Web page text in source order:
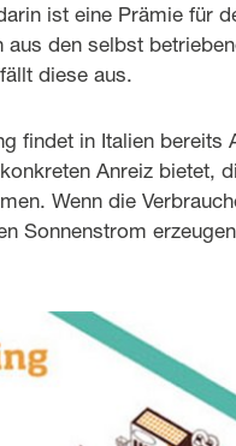
ist eine Prämie für
aus den selbst
diese aus.
findet in Italien
Anreiz bietet,
Wenn die
Sonnenstrom